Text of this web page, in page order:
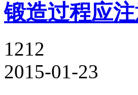
锻造过程应
1212
2015-01-23